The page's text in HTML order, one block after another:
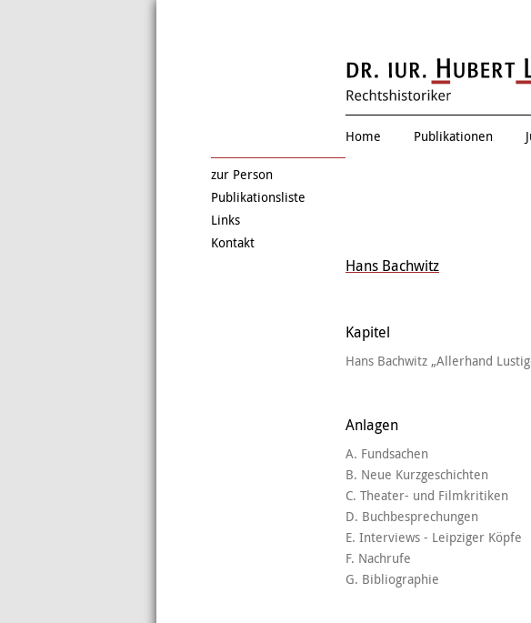
Renate
Home Publikationen
Hans Bachwitz
Kapitel
Hans Bachwitz „Allerhand
Anlagen
A. Fundsachen
B. Neue Kurzgeschichten
C. Theater- und Filmkritiken
D. Buchbesprechungen
E. Interviews - Leipziger Köpfe
F. Nachrufe
G. Bibliographie
zur Person
Publikationsliste
Links
Kontakt